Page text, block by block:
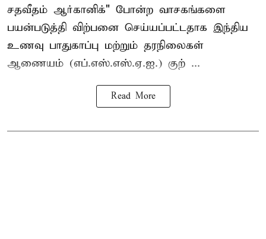
சதவீதம் ஆர்கானிக்" போன்ற வாசகங்களை
பயன்படுத்தி விற்பனை செய்யப்பட்டதாக இந்திய
உணவு பாதுகாப்பு மற்றும் தரநிலைகள்
ஆணையம் (எப்.எஸ்.எஸ்.ஏ.ஐ.) குற் ...
Read More